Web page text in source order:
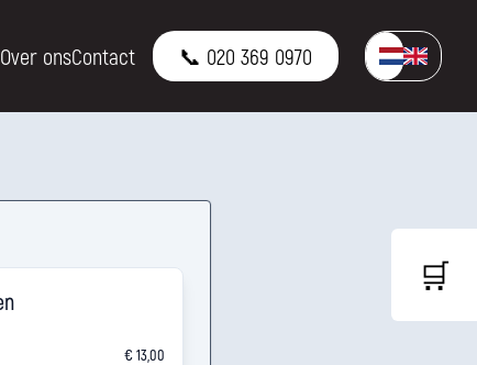
Over onsContact 📞 020 369 0970
€ 13,00
🛒